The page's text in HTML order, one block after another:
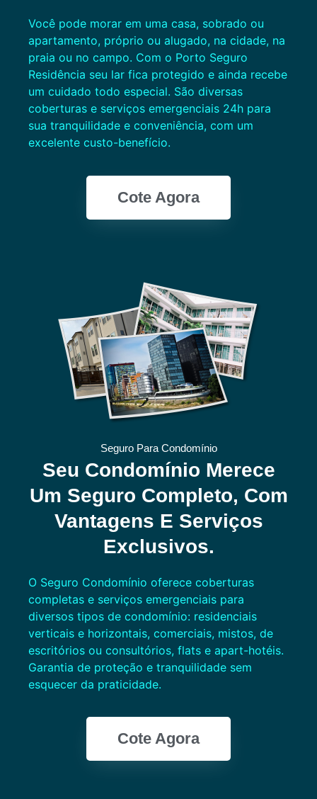
Você pode morar em uma casa, sobrado ou
apartamento, próprio ou alugado, na cidade, na
praia ou no campo. Com o Porto Seguro
Residência seu lar fica protegido e ainda recebe
um cuidado todo especial. São diversas
coberturas e serviços emergenciais 24h para
sua tranquilidade e conveniência, com um
excelente custo-benefício.
Cote Agora
Seguro Para Condomínio
Seu Condomínio Merece
Um Seguro Completo, Com
Vantagens E Serviços
Exclusivos.
O Seguro Condomínio oferece coberturas
completas e serviços emergenciais para
diversos tipos de condomínio: residenciais
verticais e horizontais, comerciais, mistos, de
escritórios ou consultórios, flats e apart-hotéis.
Garantia de proteção e tranquilidade sem
esquecer da praticidade.
Cote Agora